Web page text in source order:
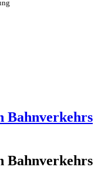
Bahnverkehrs
Bahnverkehrs